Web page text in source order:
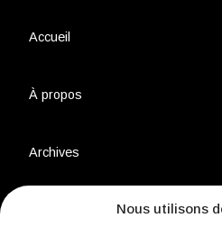
Nous utilisons
Accueil
À propos
Archives
Charte environnementale